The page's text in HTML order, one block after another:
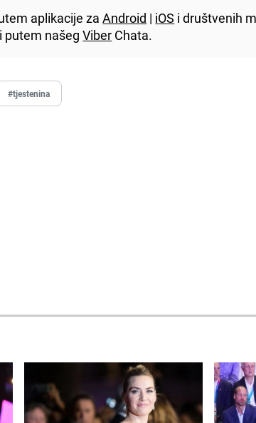
aplikacije zaAndroid | iOS i društvenih
putem našegViber Chata.
#tjestenina